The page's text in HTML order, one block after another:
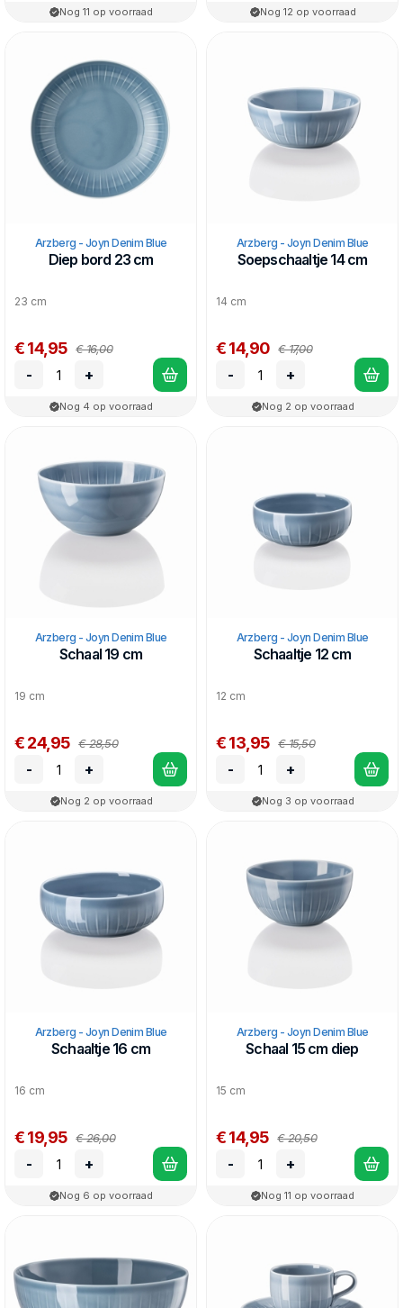
Nog 11 op voorraad Nog 12 op voorraad
Arzberg - Joyn Denim Blue
Diep bord 23 cm
23 cm
€ 14,95 € 16,00
- +
Nog 4 op voorraad
Arzberg - Joyn Denim Blue
Soepschaaltje 14 cm
14 cm
€ 14,90 € 17,00
- +
Nog 2 op voorraad
Arzberg - Joyn Denim Blue
Schaal 19 cm
19 cm
€ 24,95 € 28,50
- +
Nog 2 op voorraad
Arzberg - Joyn Denim Blue
Schaaltje 12 cm
12 cm
€ 13,95 € 15,50
- +
Nog 3 op voorraad
Arzberg - Joyn Denim Blue
Schaaltje 16 cm
16 cm
€ 19,95 € 26,00
- +
Nog 6 op voorraad
Arzberg - Joyn Denim Blue
Schaal 15 cm diep
15 cm
€ 14,95 € 20,50
- +
Nog 11 op voorraad